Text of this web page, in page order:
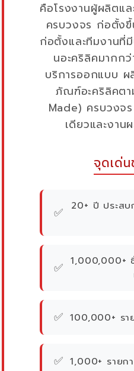
คือโรงงานผู้ผลิตแ
ครบวงจร ก่อตั้ง
ก่อตั้งและทีมงานที่
นอะคริลิคมากก
บริการออกแบบ
ภัณฑ์อะคริลิคต
Made) ครบวงจ
เดียวและงาน
จุดเด่น
✅
20+ ปี ประส
✅ 1,000,000+
✅ 100,000+ รา
✅ 1,000+ รายก